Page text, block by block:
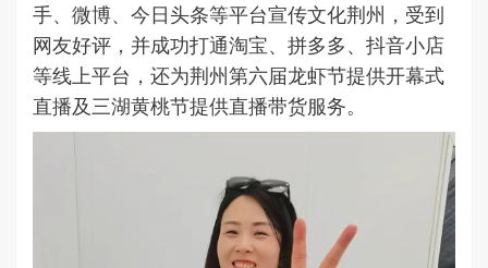
手、微博、今日头条等平台宣传文化荆州，受到
网友好评，并成功打通淘宝、拼多多、抖音小店
等线上平台，还为荆州第六届龙虾节提供开幕式
直播及三湖黄桃节提供直播带货服务。